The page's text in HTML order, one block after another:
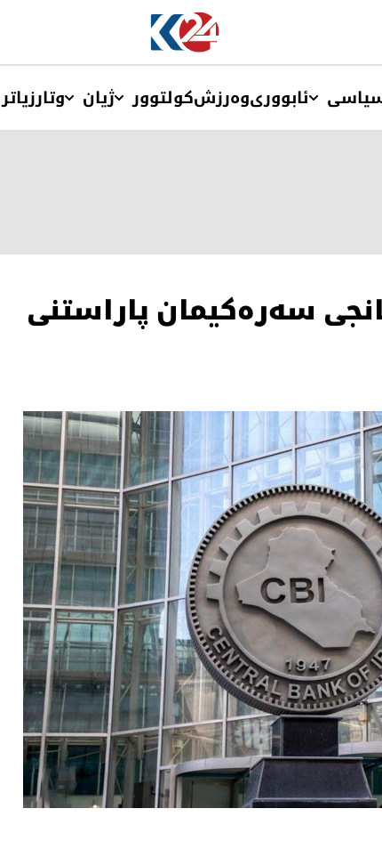
ئابووریوەرزشکولتوور ژیان وتارزیاتر
سەرەکیمان پاراستنی